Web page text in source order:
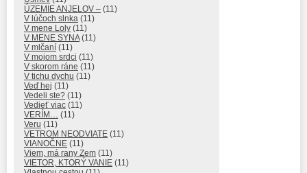
ÚZEMIE ANJELOV – (11)
V lúčoch slnka (11)
V mene Loly (11)
V MENE SYNA(11)
V mlčaní (11)
V mojom srdci (11)
V skorom ráne (11)
V tichu dychu (11)
Veď hej (11)
Vedeli ste? (11)
Vedieť viac (11)
VERÍM…
(11)
Veru (11)
VETROM NEODVIATE (11)
VIANOČNE (11)
Viem, má rany Zem (11)
VIETOR, KTORÝ VANIE (11)